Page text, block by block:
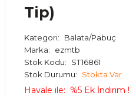
Tip)
Kategori
Balata/Pabuç
Marka
ezmtb
Stok Kodu
ST16861
Stok Durumu
Stokta Var
Havale ile %5 Ek İndirim !